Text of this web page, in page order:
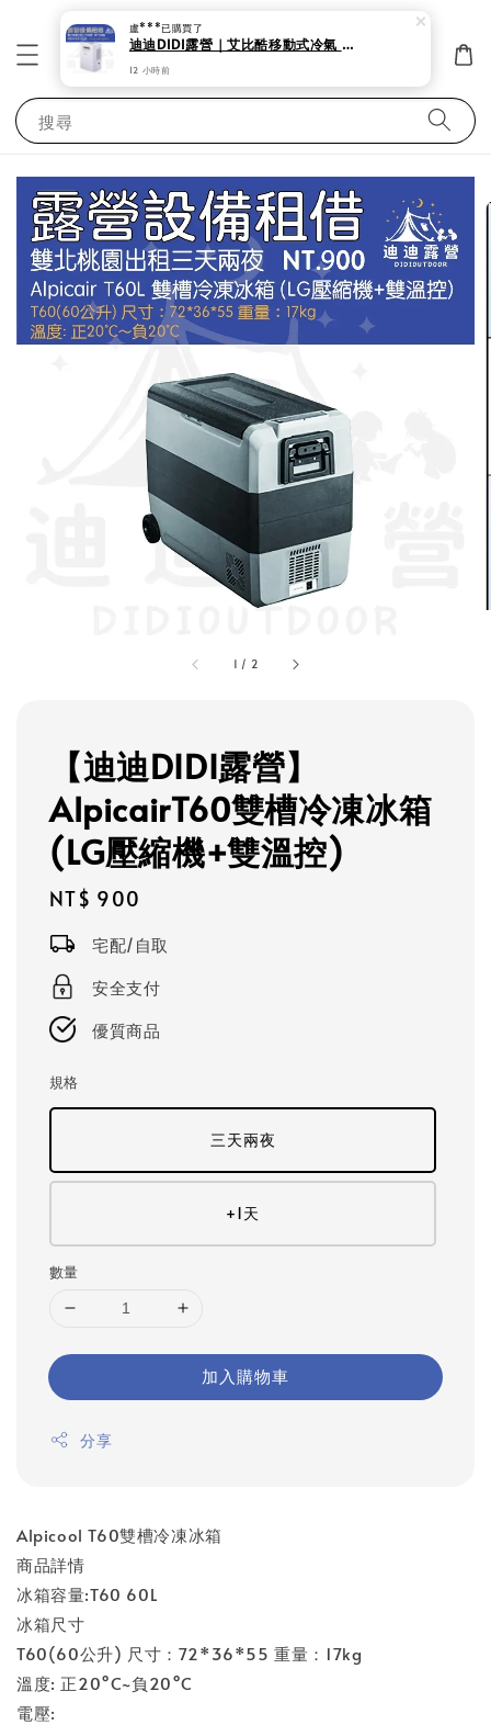
搜尋
1 / 2
【迪迪DIDI露營】
AlpicairT60雙槽冷凍冰箱
(LG壓縮機+雙溫控)
Regular
NT$ 900
宅配/自取
安全支付
優質商品
規格
三天兩夜
+1天
數量
加入購物車
分享
Alpicool T60雙槽冷凍冰箱
商品詳情
冰箱容量:T60 60L
冰箱尺寸
T60(60公升) 尺寸：72*36*55 重量：17kg
溫度: 正20°C~負20°C
電壓:
盧***已購買了
迪迪DIDI露營｜艾比酷移動式冷氣 露營 帳蓬出租 夏天必備 艾比酷移動式冷氣 低瓦數。
12 小時前